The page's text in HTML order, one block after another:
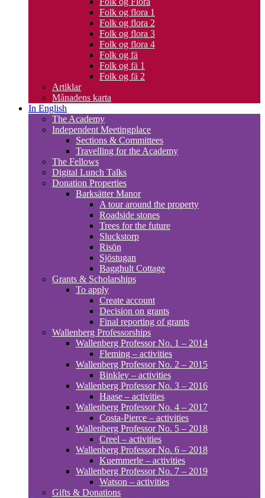
Folk og flora 1
Folk og flora 2
Folk og flora 3
Folk og flora 4
Folk og fä
Folk og fä 1
Folk og fä 2
Artiklar
Månadens karta
In English
The Academy
Independent Meetingplace
Sections & Committees
Travelling for the Academy
The Fellows
Digital Lunch Talks
Donation Properties
Barksätter Manor
A tour around the property
Roadside stones
Trees for the future
Sluckstorp
Risön
Sjöstugan
Bagghult Cottage
Grants & Scholarships
To apply
Create account
Decision on grants
Final reporting of grants
Wallenberg Professorships
Wallenberg Professor No. 1 – 2014
Fleming – activities
Wallenberg Professor No. 2 – 2015
Binkley – activities
Wallenberg Professor No. 3 – 2016
Haase – activities
Wallenberg Professor No. 4 – 2017
Costa-Pierce – activities
Wallenberg Professor No. 5 – 2018
Creel – activities
Wallenberg Professor No. 6 – 2018
Kuemmerle – activities
Wallenberg Professor No. 7 – 2019
Watson – activities
Gifts & Donations